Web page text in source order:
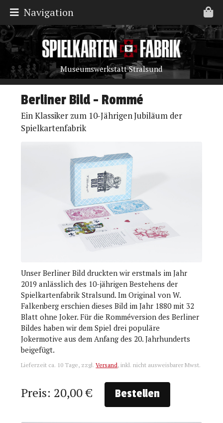
Museumswerkstatt Stralsund
Navigation
Berliner Bild - Rommé
Ein Klassiker zum 10-Jährigen Jubiläum der
Spielkartenfabrik
Unser Berliner Bild druckten wir erstmals im Jahr
2019 anlässlich des 10-jährigen Bestehens der
Spielkartenfabrik Stralsund. Im Original von W.
Falkenberg erschien dieses Bild im Jahr 1880 mit 32
Blatt ohne Joker. Für die Romméversion des Berliner
Bildes haben wir dem Spiel drei populäre
Jokermotive aus dem Anfang des 20. Jahrhunderts
beigefügt.
Lieferzeit ca. 10 Tage, zzgl.Versand, inkl. nicht ausweisbarer Mwst.
Preis: 20,00 € Bestellen